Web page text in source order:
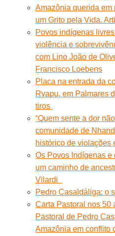
Amazônia querida em
um Grito pela Vida.
Povos indígenas
violência e
com Lino João de
Francisco Loebens
Placa na entrada da
Ryapu, em Palmares
tiros
“Quem sente a dor
comunidade de
histórico de violações
Os Povos Indígenas e
um caminho de
Vilardi
Pedro Casaldáliga: o
Carta Pastoral nos 50
Pastoral de Pedro
Amazônia em conflito